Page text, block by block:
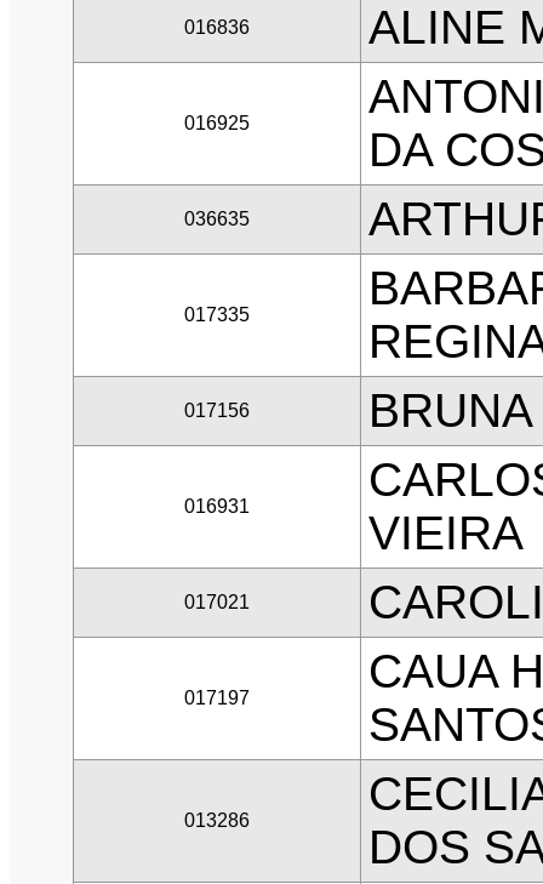
016836 ALINE
016925
DA
036635
017335
017156
016931
VIEIRA
017021
017197
CAUA
013286
DOS